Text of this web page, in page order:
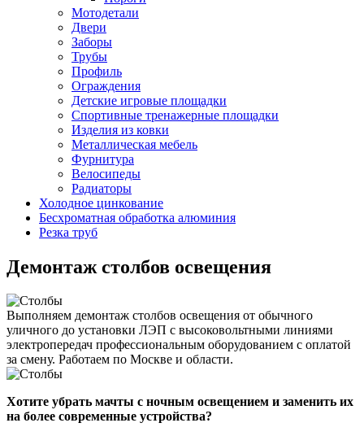
Мотодетали
Двери
Заборы
Трубы
Профиль
Ограждения
Детские игровые площадки
Спортивные тренажерные площадки
Изделия из ковки
Металлическая мебель
Фурнитура
Велосипеды
Радиаторы
Холодное цинкование
Бесхроматная обработка алюминия
Резка труб
Демонтаж столбов освещения
Выполняем демонтаж столбов освещения от обычного
уличного до установки ЛЭП с высоковольтными линиями
электропередач профессиональным оборудованием с оплатой
за смену. Работаем по Москве и области.
Хотите убрать мачты с ночным освещением и заменить их
на более современные устройства?